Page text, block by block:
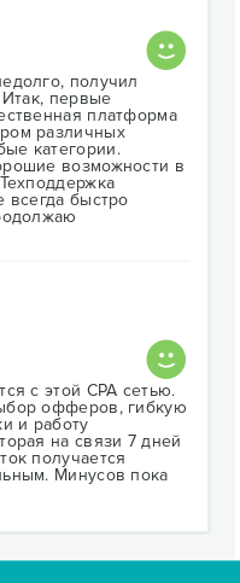
получил
Итак, первые
платформа
различных
категории.
возможности в
всегда быстро
с этой CPA сетью.
офферов, гибкую
и работу
на связи 7 дней
получается
Минусов пока